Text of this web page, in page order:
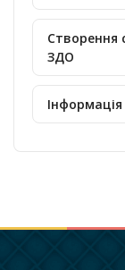
Створення
ЗДО